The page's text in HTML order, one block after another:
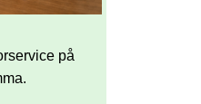
på